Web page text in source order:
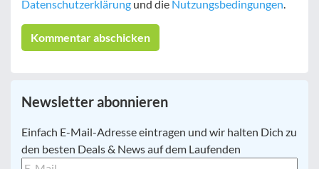
Datenschutzerklärung und die Nutzungsbedingungen.
Newsletter abonnieren
E-
Mail *
Einfach E-Mail-Adresse eintragen und wir halten Dich zu
den besten Deals & News auf dem Laufenden